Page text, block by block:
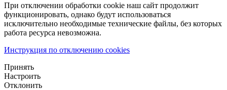
При отключении обработки cookie наш сайт продолжит
функционировать, однако будут использоваться
исключительно необходимые технические файлы, без которых
работа ресурса невозможна.
Инструкция по отключению cookies
Принять
Настроить
Отклонить